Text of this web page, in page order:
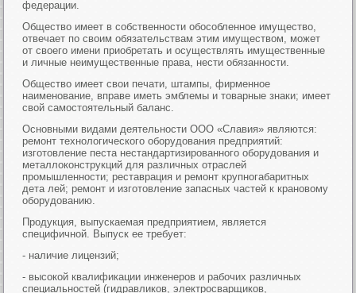
федерации.
Общество имеет в собственности обособленное имущество,
отвечает по своим обязательствам этим имуществом, может
от своего имени приобретать и осуществлять имущественные
и личные неимущественные права, нести обязанности.
Общество имеет свои печати, штампы, фирменное
наименование, вправе иметь эмблемы и товарные знаки; имеет
свой самостоятельный баланс.
Основными видами деятельности ООО «Славия» являются:
ремонт технологического оборудования предприятий:
изготовление песта нестандартизированного оборудования и
металлоконструкций для различных отраслей
промышленности; реставрация и ремонт крупногабаритных
дета лей; ремонт и изготовление запасных частей к крановому
оборудованию.
Продукция, выпускаемая предприятием, является
специфичной. Выпуск ее требует:
- наличие лицензий;
- высокой квалификации инженеров и рабочих различных
специальностей (гидравликов, электросварщиков,